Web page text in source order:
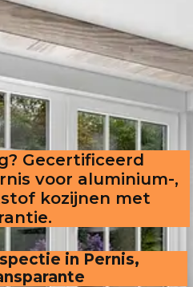
Gecertificeerd
voor aluminium-,
kozijnen met
in Pernis,
offerte